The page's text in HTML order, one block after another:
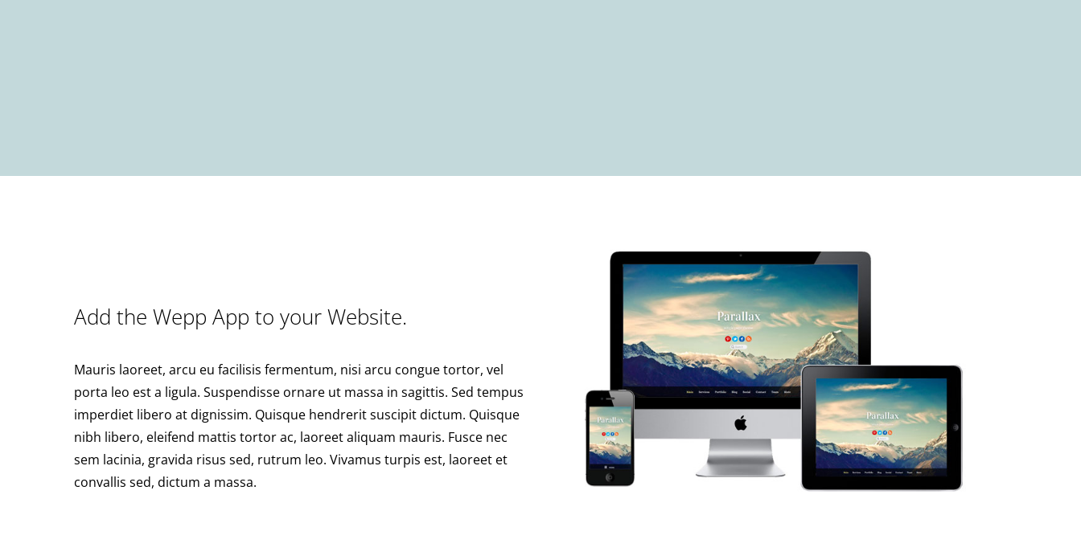
Add the Wepp App to your Website.
Mauris laoreet, arcu eu facilisis fermentum, nisi arcu congue tortor, vel
porta leo est a ligula. Suspendisse ornare ut massa in sagittis. Sed tempus
imperdiet libero at dignissim. Quisque hendrerit suscipit dictum. Quisque
nibh libero, eleifend mattis tortor ac, laoreet aliquam mauris. Fusce nec
sem lacinia, gravida risus sed, rutrum leo. Vivamus turpis est, laoreet et
convallis sed, dictum a massa.